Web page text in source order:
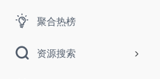
聚合热榜
资源搜索